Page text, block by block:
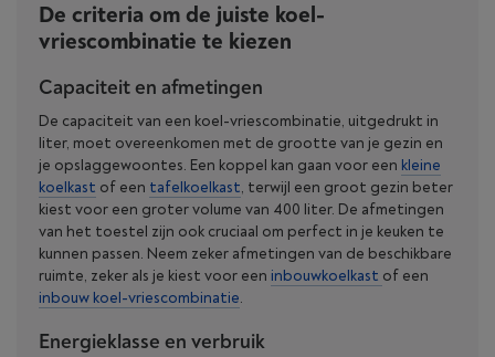
De criteria om de juiste koel-
vriescombinatie te kiezen
Capaciteit en afmetingen
De capaciteit van een koel-vriescombinatie, uitgedrukt in
liter, moet overeenkomen met de grootte van je gezin en
je opslaggewoontes. Een koppel kan gaan voor een kleine
koelkast of een tafelkoelkast, terwijl een groot gezin beter
kiest voor een groter volume van 400 liter. De afmetingen
van het toestel zijn ook cruciaal om perfect in je keuken te
kunnen passen. Neem zeker afmetingen van de beschikbare
ruimte, zeker als je kiest voor een inbouwkoelkast of een
inbouw koel-vriescombinatie.
Energieklasse en verbruik